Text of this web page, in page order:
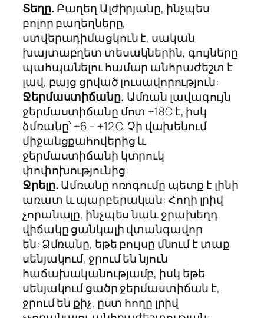
Տեղը. Բաղեղ Ալժիրյանը, ինչպես
բոլոր բաղեղները,
ստվերադիմացկուն է, սական
խայտաբղետ տեսակներին, գույները
պահպանելու համար անհրաժեշտ է
լավ, բայց ցրված լուսավորություն:
Ջերմաստիճանը. Ամռան լավագույն
ջերմաստիճանը մոտ +18C է, իսկ
ձմռանը՝ +6 – +12 C. Չի վախենում
միջանցքահովերից և
ջերմաստիճանի կտրուկ
փոփոխությունից:
Ջրելը. Ամռանը ոռոգումը պետք է լինի
առատ և պարբերական: Հողի լրիվ
չորանալը, ինչպես նաև ջրախեղդ
վիճակը ցանկալի վտանգավոր
են: Ձմռանը, եթե բույսը մնում է տաք
սենյակում, ջրում են նյուն
հաճախականությամբ, իսկ եթե
սենյակում ցածր ջերմաստիճան է,
ջրում են քիչ, ըստ հողը լրիվ